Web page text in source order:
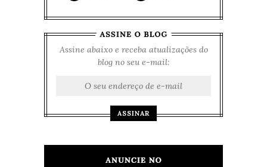
Assine abaixo e receba atualizações do
blog no seu e-mail: